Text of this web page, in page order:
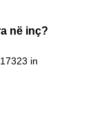
në inç?
in